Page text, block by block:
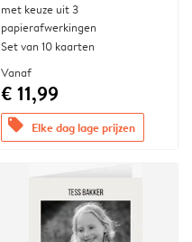
met keuze uit 3
papierafwerkingen
Set van 10 kaarten
Vanaf
€ 11,99
offers Elke dag lage prijzen